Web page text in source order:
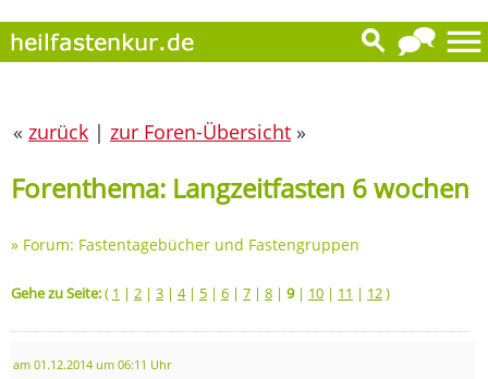
« zurück | zur Foren-Übersicht »
Forenthema: Langzeitfasten 6 wochen
» Forum: Fastentagebücher und Fastengruppen
Gehe zu Seite:( 1 | 2 | 3 | 4| 5 | 6 | 7 | 8 | 9| 10 | 11 | 12)
am 01.12.2014 um 06:11 Uhr